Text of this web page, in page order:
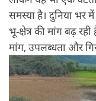
समस्या है। दुनिया
भू-क्षेत्र की मांग बढ़
मांग, उपलब्धता और